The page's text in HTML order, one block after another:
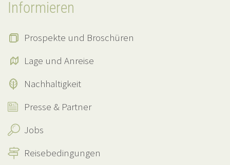
Informieren
Prospekte und Broschüren
Lage und Anreise
Nachhaltigkeit
Presse & Partner
Jobs
Reisebedingungen